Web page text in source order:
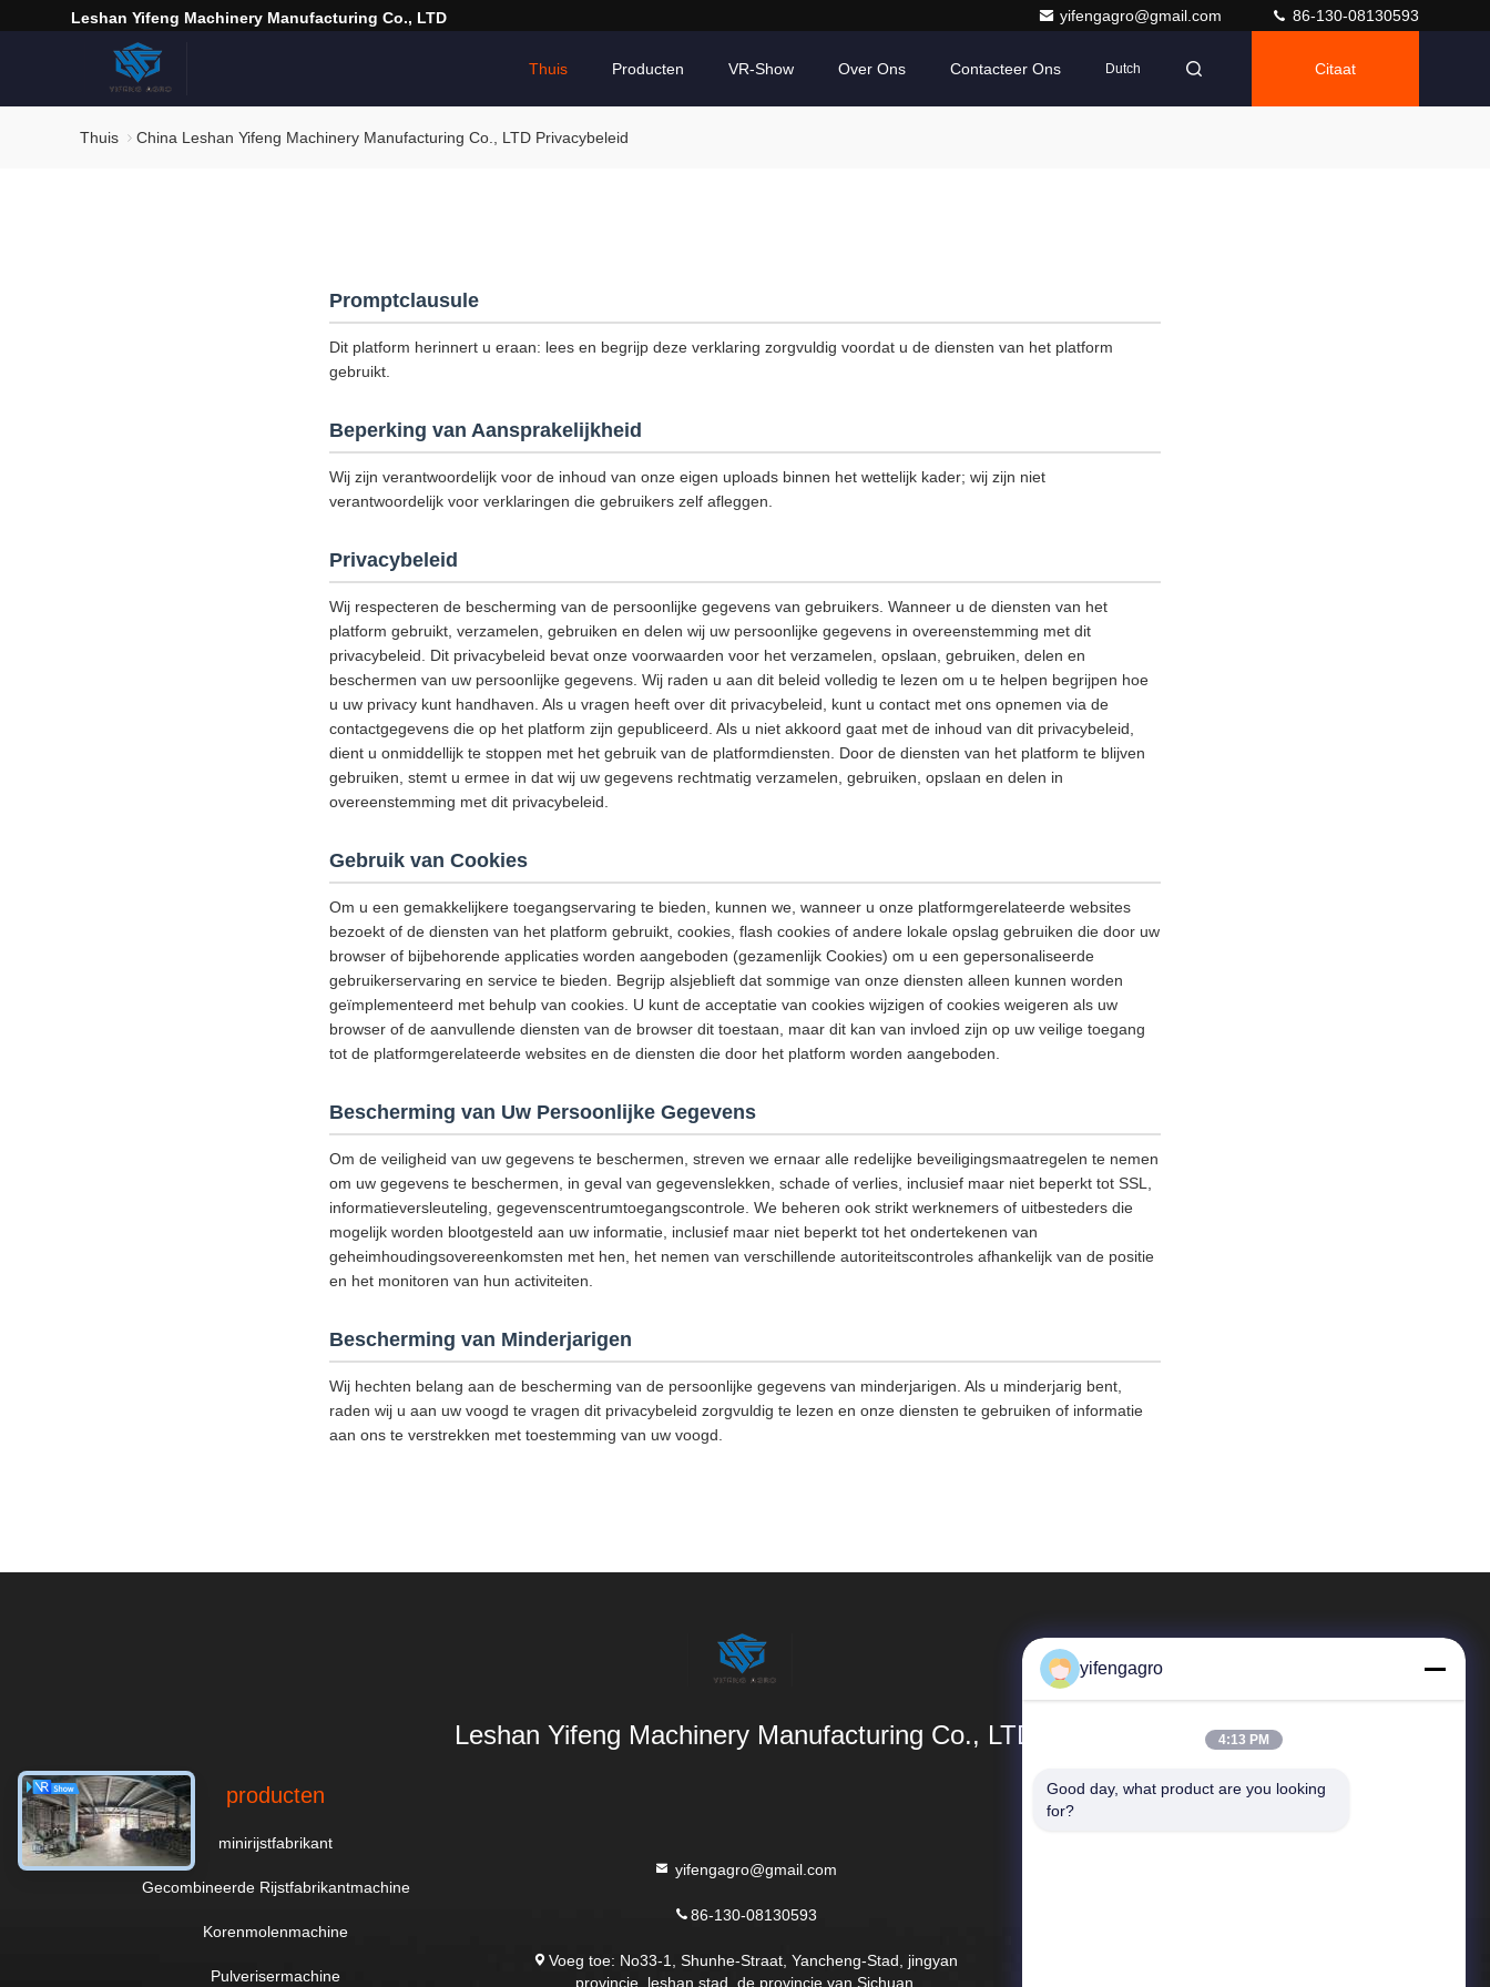
Leshan Yifeng Machinery Manufacturing Co., LTD yifengagro@gmail.com 86-130-08130593
Thuis Producten VR-Show Over Ons Contacteer Ons Dutch Citaat
Thuis China Leshan Yifeng Machinery Manufacturing Co., LTD Privacybeleid
Promptclausule
Dit platform herinnert u eraan: lees en begrijp deze verklaring zorgvuldig voordat u de diensten van het platform
gebruikt.
Beperking van Aansprakelijkheid
Wij zijn verantwoordelijk voor de inhoud van onze eigen uploads binnen het wettelijk kader; wij zijn niet
verantwoordelijk voor verklaringen die gebruikers zelf afleggen.
Privacybeleid
Wij respecteren de bescherming van de persoonlijke gegevens van gebruikers. Wanneer u de diensten van het
platform gebruikt, verzamelen, gebruiken en delen wij uw persoonlijke gegevens in overeenstemming met dit
privacybeleid. Dit privacybeleid bevat onze voorwaarden voor het verzamelen, opslaan, gebruiken, delen en
beschermen van uw persoonlijke gegevens. Wij raden u aan dit beleid volledig te lezen om u te helpen begrijpen hoe
u uw privacy kunt handhaven. Als u vragen heeft over dit privacybeleid, kunt u contact met ons opnemen via de
contactgegevens die op het platform zijn gepubliceerd. Als u niet akkoord gaat met de inhoud van dit privacybeleid,
dient u onmiddellijk te stoppen met het gebruik van de platformdiensten. Door de diensten van het platform te blijven
gebruiken, stemt u ermee in dat wij uw gegevens rechtmatig verzamelen, gebruiken, opslaan en delen in
overeenstemming met dit privacybeleid.
Gebruik van Cookies
Om u een gemakkelijkere toegangservaring te bieden, kunnen we, wanneer u onze platformgerelateerde websites
bezoekt of de diensten van het platform gebruikt, cookies, flash cookies of andere lokale opslag gebruiken die door uw
browser of bijbehorende applicaties worden aangeboden (gezamenlijk Cookies) om u een gepersonaliseerde
gebruikerservaring en service te bieden. Begrijp alsjeblieft dat sommige van onze diensten alleen kunnen worden
geïmplementeerd met behulp van cookies. U kunt de acceptatie van cookies wijzigen of cookies weigeren als uw
browser of de aanvullende diensten van de browser dit toestaan, maar dit kan van invloed zijn op uw veilige toegang
tot de platformgerelateerde websites en de diensten die door het platform worden aangeboden.
Bescherming van Uw Persoonlijke Gegevens
Om de veiligheid van uw gegevens te beschermen, streven we ernaar alle redelijke beveiligingsmaatregelen te nemen
om uw gegevens te beschermen, in geval van gegevenslekken, schade of verlies, inclusief maar niet beperkt tot SSL,
informatieversleuteling, gegevenscentrumtoegangscontrole. We beheren ook strikt werknemers of uitbesteders die
mogelijk worden blootgesteld aan uw informatie, inclusief maar niet beperkt tot het ondertekenen van
geheimhoudingsovereenkomsten met hen, het nemen van verschillende autoriteitscontroles afhankelijk van de positie
en het monitoren van hun activiteiten.
Bescherming van Minderjarigen
Wij hechten belang aan de bescherming van de persoonlijke gegevens van minderjarigen. Als u minderjarig bent,
raden wij u aan uw voogd te vragen dit privacybeleid zorgvuldig te lezen en onze diensten te gebruiken of informatie
aan ons te verstrekken met toestemming van uw voogd.
Leshan Yifeng Machinery Manufacturing Co., LTD
producten
minirijstfabrikant
Gecombineerde Rijstfabrikantmachine
Korenmolenmachine
Pulverisermachine
yifengagro@gmail.com
86-130-08130593
Voeg toe: No33-1, Shunhe-Straat, Yancheng-Stad, jingyan
provincie, leshan stad, de provincie van Sichuan
Snelkoppelingen
yifengagro
4:13 PM
Good day, what product are you looking
for?